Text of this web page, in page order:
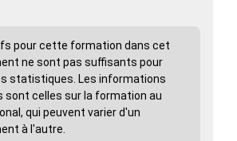
pour cette formation dans cet
ne sont pas suffisants pour
statistiques. Les informations
sont celles sur la formation au
qui peuvent varier d'un
à l'autre.